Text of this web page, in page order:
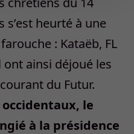
heurté à une
: Kataëb, FL
ainsi déjoué les
du Futur.
le
à la présidence